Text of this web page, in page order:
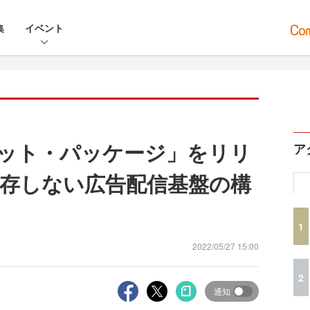
イベント
ト・パッケージ」をリリ
しない広告配信基盤の構
2022/05/27 15:00
通知
ア
1
2